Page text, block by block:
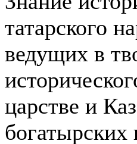
татарского
ведущих в
царстве и
богатырских